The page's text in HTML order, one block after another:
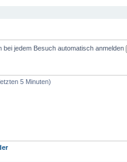
bei jedem Besuch automatisch anmelden
5 Minuten)